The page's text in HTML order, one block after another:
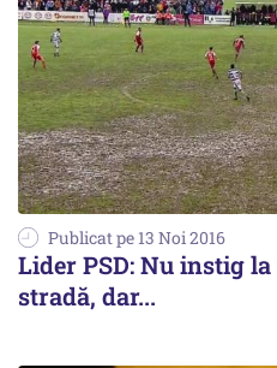
Publicat pe 13 Noi 2016
Lider PSD: Nu instig
stradă, dar...